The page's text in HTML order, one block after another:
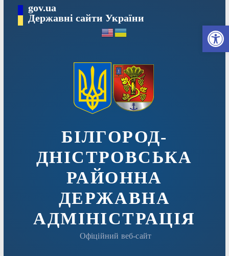
вмісту
gov.ua
Державні сайти України
БІЛГОРОД-
ДНІСТРОВСЬКА
РАЙОННА
ДЕРЖАВНА
АДМІНІСТРАЦІЯ
Офіційний веб-сайт